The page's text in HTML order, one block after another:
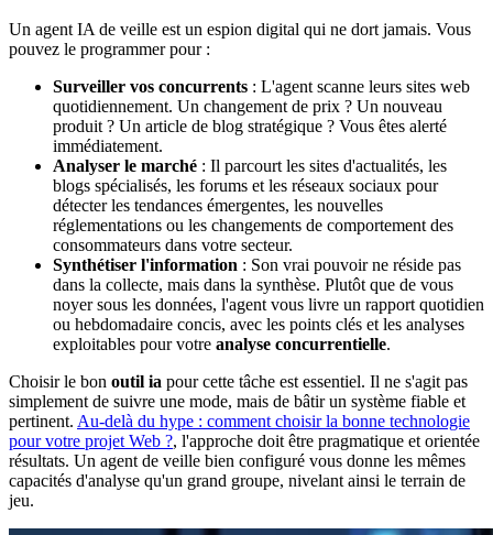
Un agent IA de veille est un espion digital qui ne dort jamais. Vous
pouvez le programmer pour :
Surveiller vos concurrents : L'agent scanne leurs sites web
quotidiennement. Un changement de prix ? Un nouveau
produit ? Un article de blog stratégique ? Vous êtes alerté
immédiatement.
Analyser le marché : Il parcourt les sites d'actualités, les
blogs spécialisés, les forums et les réseaux sociaux pour
détecter les tendances émergentes, les nouvelles
réglementations ou les changements de comportement des
consommateurs dans votre secteur.
Synthétiser l'information : Son vrai pouvoir ne réside pas
dans la collecte, mais dans la synthèse. Plutôt que de vous
noyer sous les données, l'agent vous livre un rapport quotidien
ou hebdomadaire concis, avec les points clés et les analyses
exploitables pour votre analyse concurrentielle.
Choisir le bon outil ia pour cette tâche est essentiel. Il ne s'agit pas
simplement de suivre une mode, mais de bâtir un système fiable et
pertinent. Au-delà du hype : comment choisir la bonne technologie
pour votre projet Web ?, l'approche doit être pragmatique et orientée
résultats. Un agent de veille bien configuré vous donne les mêmes
capacités d'analyse qu'un grand groupe, nivelant ainsi le terrain de
jeu.